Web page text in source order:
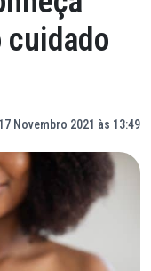
17 Novembro 2021 às 13:49